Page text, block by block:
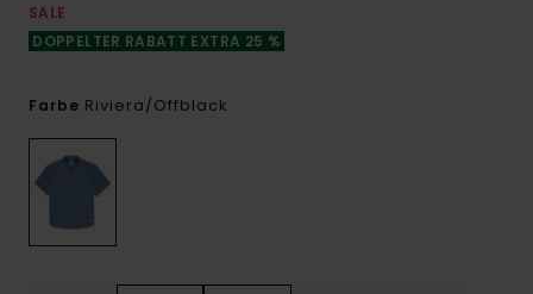
SALE
DOPPELTER RABATT EXTRA 25 %
Farbe Riviera/offblack